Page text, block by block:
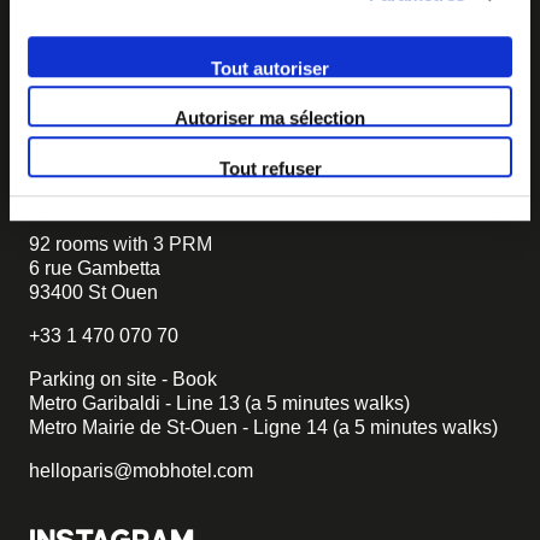
Tout autoriser
Autoriser ma sélection
Tout refuser
If you want to create your own MOB HOTEL and belong
just write to us and tell us about your
project, we will tell you how to become MOB.
becomemob@mobhotel.com
FIND MOB HOTEL
92 rooms with 3 PRM
6 rue Gambetta
93400 St Ouen
+33 1 470 070 70
Parking on site - Book
Metro Garibaldi - Line 13 (a 5 minutes walks)
Metro Mairie de St-Ouen - Ligne 14 (a 5 minutes walks)
helloparis@mobhotel.com